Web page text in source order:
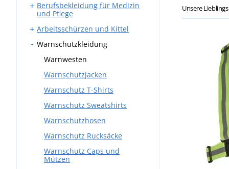
Arbeitshosen
Schürzen
Mäntel
Hemden und Blusen
Kochmützen
Westen und Sweatshirts
Krawatten
Berufsbekleidung für Medizin
und Pflege
Kasacks
Medizinische Kittel
Medizinische Hosen
Westen und Sweatshirts
Arbeitsschürzen und Kittel
Schmiedeschürzen
Schweißerschürzen
Warnschutzkleidung
Warnwesten
Warnschutzjacken
Warnschutz T-Shirts
Warnschutz Sweatshirts
Warnschutzhosen
Warnschutz Rucksäcke
Warnschutz Caps und
Mützen
Unsere